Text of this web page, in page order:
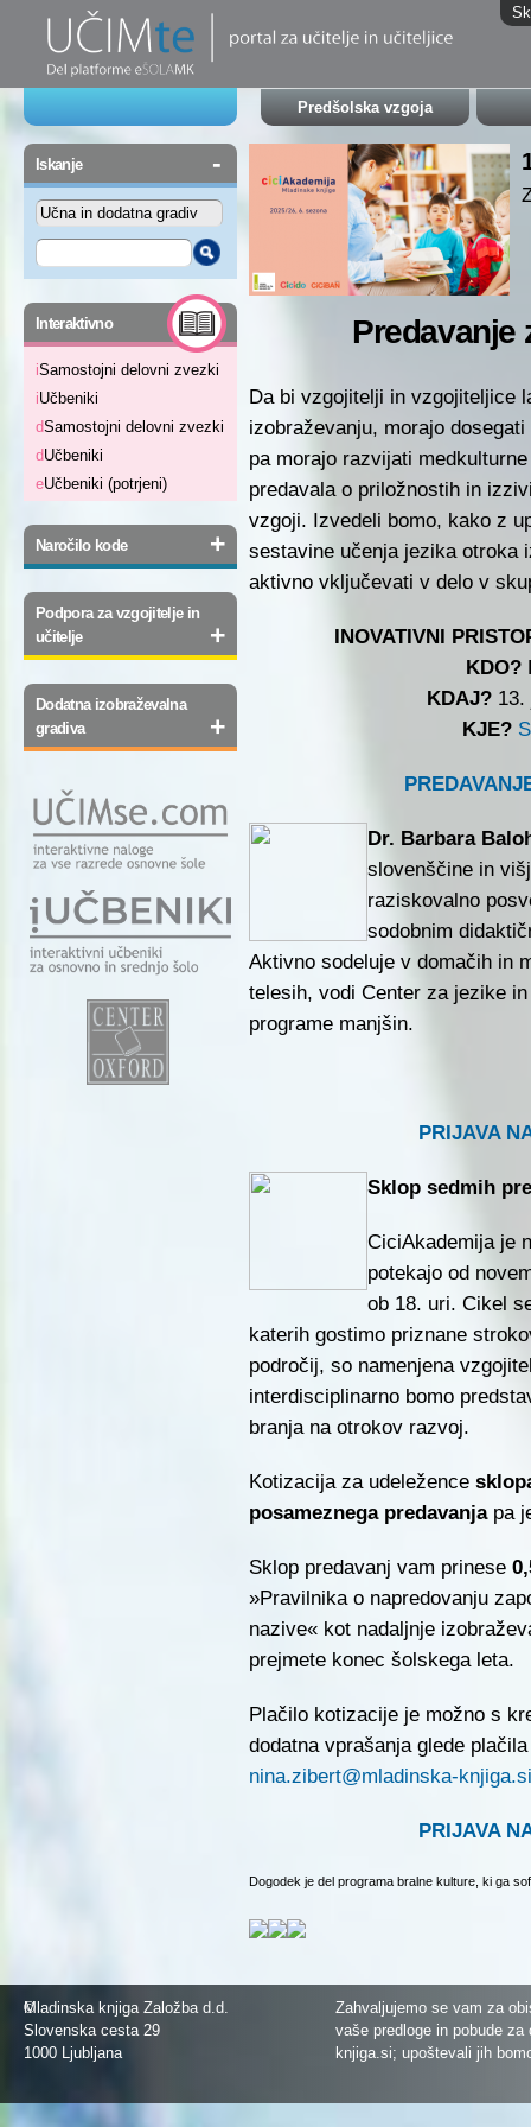
Predšolska vzgoja
Iskanje -
Interaktivno -
iSamostojni delovni zvezki
iUčbeniki
dSamostojni delovni zvezki
dUčbeniki
eUčbeniki (potrjeni)
Naročilo kode +
Podpora za vzgojitelje in
učitelje
+
Dodatna izobraževalna
gradiva
+
Predavanje
Da bi vzgojitelji in vzgojiteljice
izobraževanju, morajo
pa morajo razvijati
predavala o priložnostih in
vzgoji. Izvedeli bomo, kako z
sestavine učenja jezika otroka
aktivno vključevati v delo v
INOVATIVNI
KDO?
KDAJ? 13.
KJE?
Dr. Barbara
slovenščine in
raziskovalno
sodobnim
Aktivno sodeluje v domačih in
telesih, vodi Center za jezike
programe manjšin.
PRIJAVA
Sklop sedmih
CiciAkademija je
potekajo od
ob 18. uri. Cikel
katerih gostimo priznane
področij, so namenjena
interdisciplinarno bomo
branja na otrokov razvoj.
Kotizacija za udeležence
posameznega predavanjapa
Sklop predavanj vam prinese
»Pravilnika o napredovanju
nazive« kot nadaljnje
prejmete konec šolskega leta.
Plačilo kotizacije je možno s
dodatna vprašanja glede
nina.zibert@mladinska-knjiga.si
PRIJAVA
Dogodek je del programa bralne kulture, ki ga
©
Mladinska knjiga Založba d.d.
Slovenska cesta 29
1000 Ljubljana
Zahvaljujemo se vam za
vaše predloge in pobude
knjiga.si; upoštevali jih